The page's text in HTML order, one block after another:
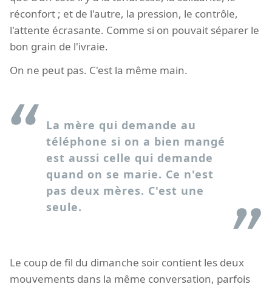
réconfort ; et de l'autre, la pression, le contrôle,
l'attente écrasante. Comme si on pouvait séparer le
bon grain de l'ivraie.
On ne peut pas. C'est la même main.
La mère qui demande au
téléphone si on a bien mangé
est aussi celle qui demande
quand on se marie. Ce n'est
pas deux mères. C'est une
seule.
Le coup de fil du dimanche soir contient les deux
mouvements dans la même conversation, parfois